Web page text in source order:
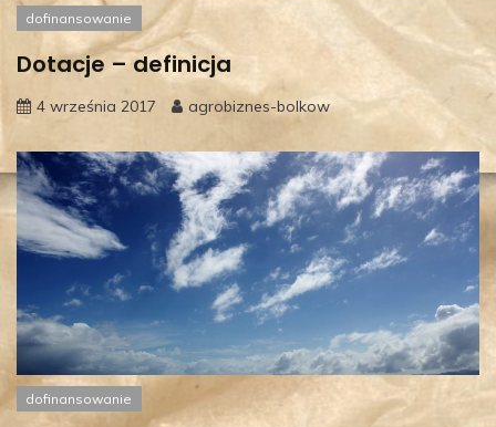
dofinansowanie
Dotacje – definicja
4 września 2017 agrobiznes-bolkow
dofinansowanie